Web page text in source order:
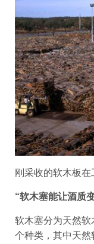
刚采收的软木板在
“软木塞能让酒质
软木塞分为天然
个种类，其中天